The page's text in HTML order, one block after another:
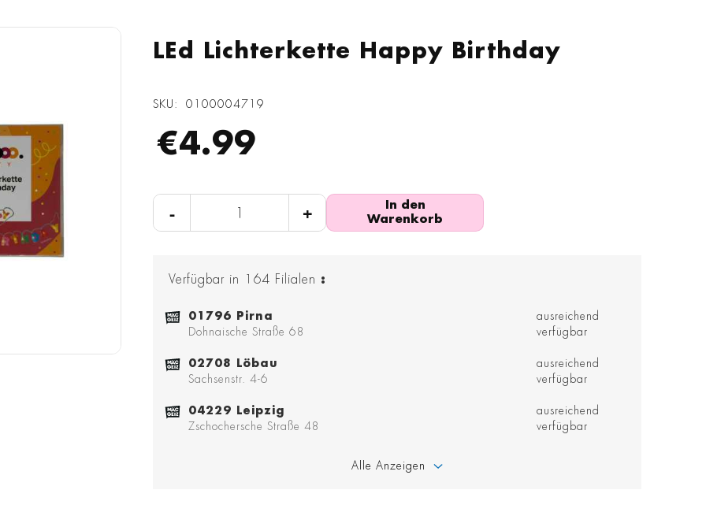
LEd Lichterkette Happy Birthday
SKU 0100004719
€4.99
- +
In den
Warenkorb
Verfügbar in 164 Filialen :
01796 Pirna
Dohnaische Straße 68
ausreichend
verfügbar
02708 Löbau
Sachsenstr. 4-6
ausreichend
verfügbar
04229 Leipzig
Zschochersche Straße 48
ausreichend
verfügbar
Alle Anzeigen